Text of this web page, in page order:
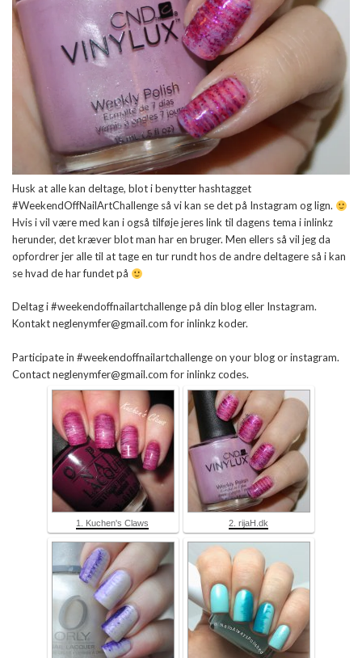
Husk at alle kan deltage, blot i benytter hashtagget
#WeekendOffNailArtChallenge så vi kan se det på Instagram og lign.
Hvis i vil være med kan i også tilføje jeres link til dagens tema i inlinkz
herunder, det kræver blot man har en bruger. Men ellers så vil jeg da
opfordrer jer alle til at tage en tur rundt hos de andre deltagere så i kan
se hvad de har fundet på
Deltag i #weekendoffnailartchallenge på din blog eller Instagram.
Kontakt neglenymfer@gmail.com for inlinkz koder.
Participate in #weekendoffnailartchallenge on your blog or instagram.
Contact neglenymfer@gmail.com for inlinkz codes.
1. Kuchen's Claws 2. rijaH.dk